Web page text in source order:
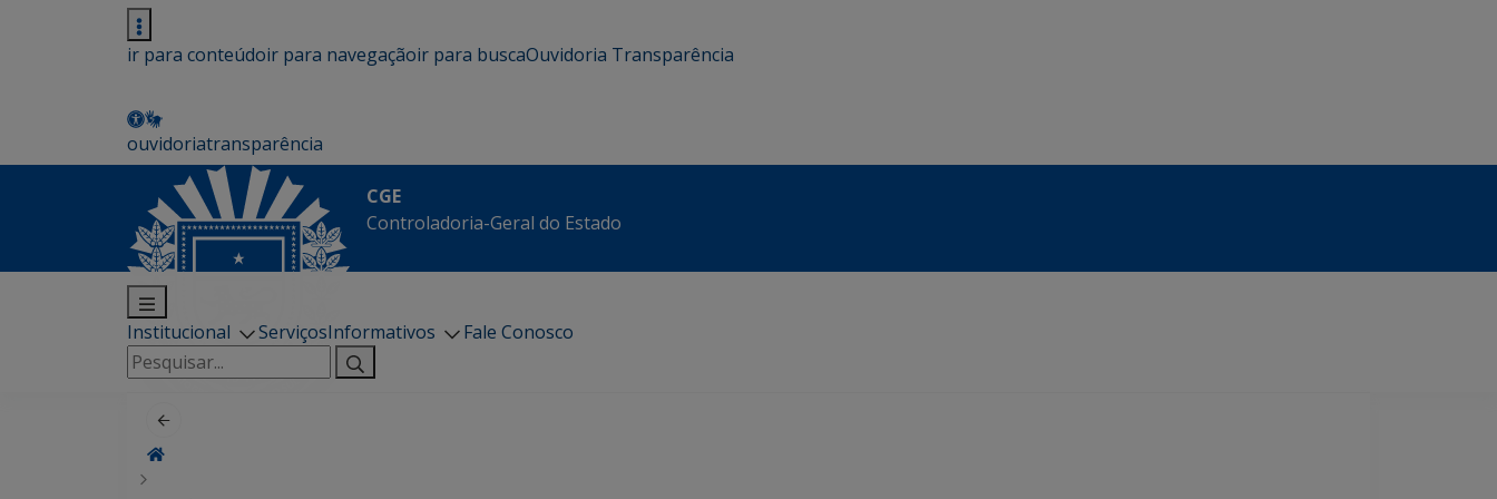
ir para conteúdoir para navegaçãoir para buscaOuvidoria Transparência
ouvidoriatransparência
CGE
Controladoria-Geral do Estado
Institucional ServiçosInformativos
Fale Conosco
Pesquisar
por: